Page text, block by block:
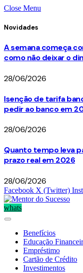
Close Menu
Novidades
A semana começa
como não deixar o
28/06/2026
Isenção de tarifa
pedir ao banco em
28/06/2026
Quanto tempo leva
prazo real em 2026
28/06/2026
Facebook X (Twitter)
whats
Benefícios
Educação
Empréstimo
Cartão de Crédito
Investimentos